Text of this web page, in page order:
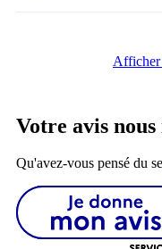
Afficher
Votre avis nous
Qu'avez-vous pensé du